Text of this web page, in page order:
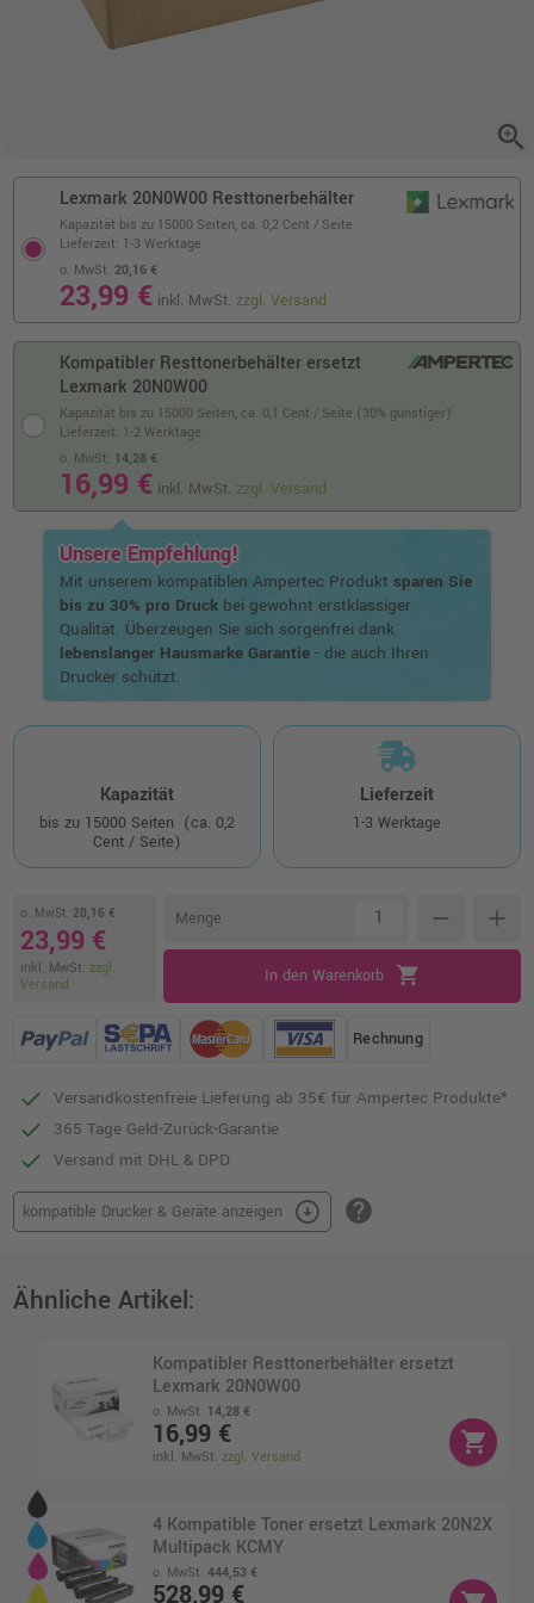
zoom_in
Lexmark 20N0W00 Resttonerbehälter
Kapazität bis zu 15000 Seiten, ca. 0,2 Cent / Seite
o. MwSt. 20,16 €
23,99 € inkl. MwSt.zzgl. Versand
Lieferzeit: 1-3 Werktage
Kompatibler Resttonerbehälter ersetzt
Lexmark 20N0W00
Kapazität bis zu 15000 Seiten, ca. 0,1 Cent / Seite (30% günstiger)
o. MwSt. 14,28 €
16,99 € inkl. MwSt. zzgl. Versand
Lieferzeit: 1-2 Werktage
Unsere Empfehlung!
Mit unserem kompatiblen Ampertec Produkt sparen Sie
bis zu 30% pro Druckbei gewohnt erstklassiger
Qualität. Überzeugen Sie sich sorgenfrei dank
lebenslanger Hausmarke Garantie- die auch Ihren
Drucker schützt.
Kapazität
bis zu 15000 Seiten (ca. 0,2
Cent / Seite)
Lieferzeit
1-3 Werktage
o. MwSt. 20,16 €
23,99 €
inkl. MwSt. zzgl.
Versand
Menge remove add
In den Warenkorb shopping_cart
Rechnung
Versandkostenfreie Lieferung ab 35€ für Ampertec Produkte*
365 Tage Geld-Zurück-Garantie
Versand mit DHL & DPD
kompatible Drucker & Geräte anzeigen arrow_circle_down help
Ähnliche Artikel:
Kompatibler Resttonerbehälter ersetzt
Lexmark 20N0W00
o. MwSt. 14,28 €
16,99 €
inkl. MwSt.zzgl. Versand
shopping_cart
4 Kompatible Toner ersetzt Lexmark 20N2X
Multipack KCMY
o. MwSt.444,53 €
528,99 €